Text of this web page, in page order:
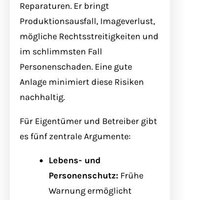
Reparaturen. Er bringt
Produktionsausfall, Imageverlust,
mögliche Rechtsstreitigkeiten und
im schlimmsten Fall
Personenschaden. Eine gute
Anlage minimiert diese Risiken
nachhaltig.
Für Eigentümer und Betreiber gibt
es fünf zentrale Argumente:
Lebens- und
Personenschutz: Frühe
Warnung ermöglicht